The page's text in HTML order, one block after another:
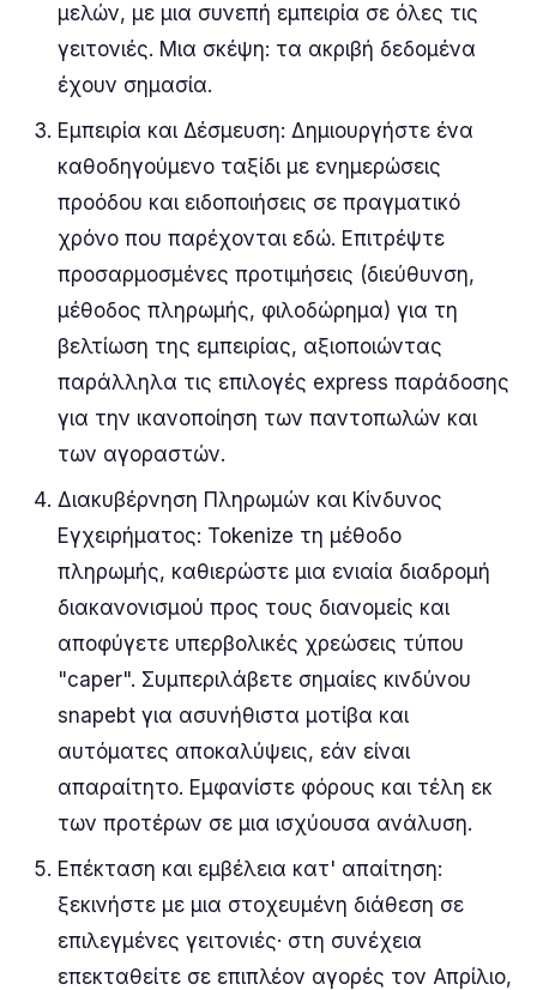
μελών, με μια συνεπή εμπειρία σε όλες τις
γειτονιές. Μια σκέψη: τα ακριβή δεδομένα
έχουν σημασία.
Εμπειρία και Δέσμευση: Δημιουργήστε ένα
καθοδηγούμενο ταξίδι με ενημερώσεις
προόδου και ειδοποιήσεις σε πραγματικό
χρόνο που παρέχονται εδώ. Επιτρέψτε
προσαρμοσμένες προτιμήσεις (διεύθυνση,
μέθοδος πληρωμής, φιλοδώρημα) για τη
βελτίωση της εμπειρίας, αξιοποιώντας
παράλληλα τις επιλογές express παράδοσης
για την ικανοποίηση των παντοπωλών και
των αγοραστών.
Διακυβέρνηση Πληρωμών και Κίνδυνος
Εγχειρήματος: Tokenize τη μέθοδο
πληρωμής, καθιερώστε μια ενιαία διαδρομή
διακανονισμού προς τους διανομείς και
αποφύγετε υπερβολικές χρεώσεις τύπου
"caper". Συμπεριλάβετε σημαίες κινδύνου
snapebt για ασυνήθιστα μοτίβα και
αυτόματες αποκαλύψεις, εάν είναι
απαραίτητο. Εμφανίστε φόρους και τέλη εκ
των προτέρων σε μια ισχύουσα ανάλυση.
Επέκταση και εμβέλεια κατ' απαίτηση:
ξεκινήστε με μια στοχευμένη διάθεση σε
επιλεγμένες γειτονιές· στη συνέχεια
επεκταθείτε σε επιπλέον αγορές τον Απρίλιο,